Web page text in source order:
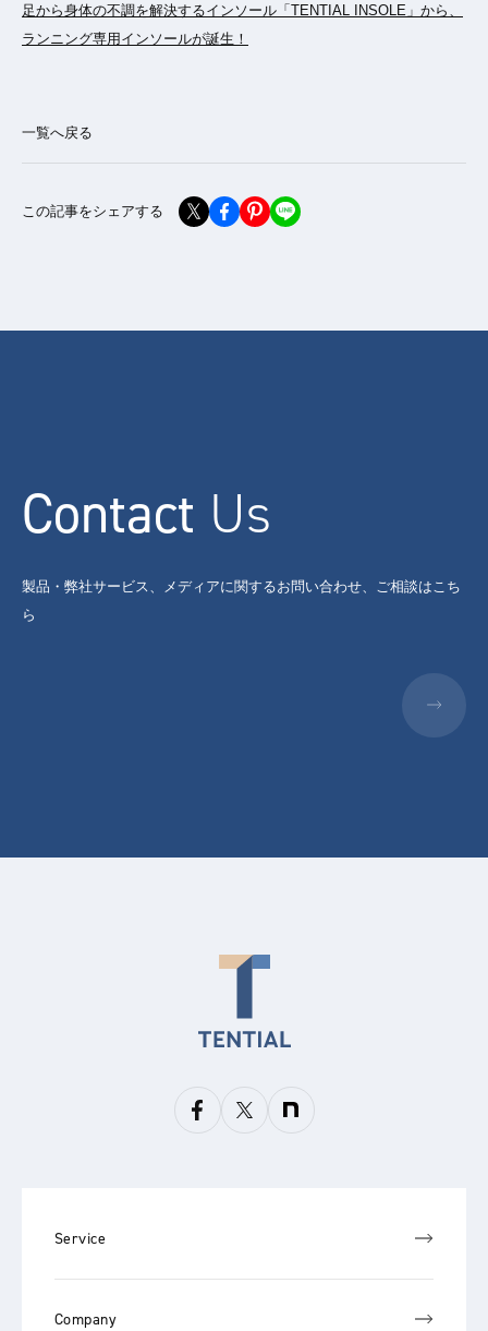
足から身体の不調を解決するインソール「TENTIAL INSOLE」から、
ランニング専用インソールが誕生！
一覧へ戻る
この記事をシェアする
Contact Us
製品・弊社サービス、メディアに関するお問い合わせ、ご相談はこち
ら
Service
Company